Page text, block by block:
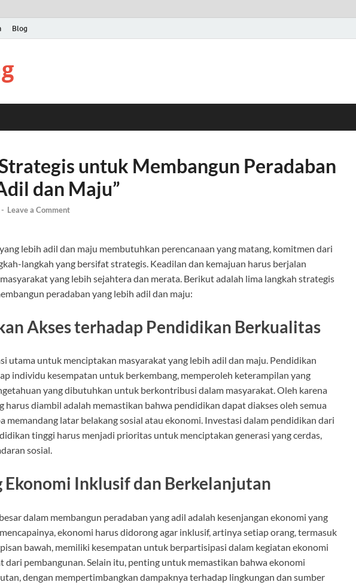
Blog
untuk Membangun Peradaban
dan Maju”
- Leave a Comment
lebih adil dan maju membutuhkan perencanaan yang matang, komitmen dari
langkah yang bersifat strategis. Keadilan dan kemajuan harus berjalan
yang lebih sejahtera dan merata. Berikut adalah lima langkah strategis
peradaban yang lebih adil dan maju:
Akses terhadap Pendidikan Berkualitas
utama untuk menciptakan masyarakat yang lebih adil dan maju. Pendidikan
individu kesempatan untuk berkembang, memperoleh keterampilan yang
yang dibutuhkan untuk berkontribusi dalam masyarakat. Oleh karena
harus diambil adalah memastikan bahwa pendidikan dapat diakses oleh semua
memandang latar belakang sosial atau ekonomi. Investasi dalam pendidikan dari
tinggi harus menjadi prioritas untuk menciptakan generasi yang cerdas,
sosial.
Ekonomi Inklusif dan Berkelanjutan
dalam membangun peradaban yang adil adalah kesenjangan ekonomi yang
ekonomi harus didorong agar inklusif, artinya setiap orang, termasuk
bawah, memiliki kesempatan untuk berpartisipasi dalam kegiatan ekonomi
dari pembangunan. Selain itu, penting untuk memastikan bahwa ekonomi
dengan mempertimbangkan dampaknya terhadap lingkungan dan sumber